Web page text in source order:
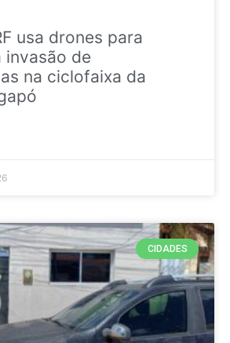
usa drones para
invasão de
na ciclofaixa da
CIDADES